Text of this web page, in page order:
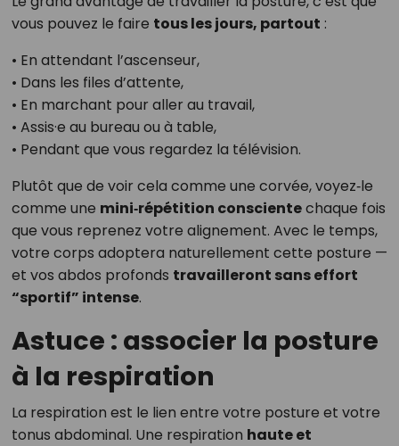
vous pouvez le faire tous les jours, partout :
• En attendant l’ascenseur,
• Dans les files d’attente,
• En marchant pour aller au travail,
• Assis·e au bureau ou à table,
• Pendant que vous regardez la télévision.
Plutôt que de voir cela comme une corvée, voyez‑le
comme une mini‑répétition conscientechaque fois
que vous reprenez votre alignement. Avec le temps,
votre corps adoptera naturellement cette posture —
et vos abdos profonds travailleront sans effort
“sportif” intense.
Astuce : associer la posture
à la respiration
La respiration est le lien entre votre posture et votre
tonus abdominal. Une respiration haute et